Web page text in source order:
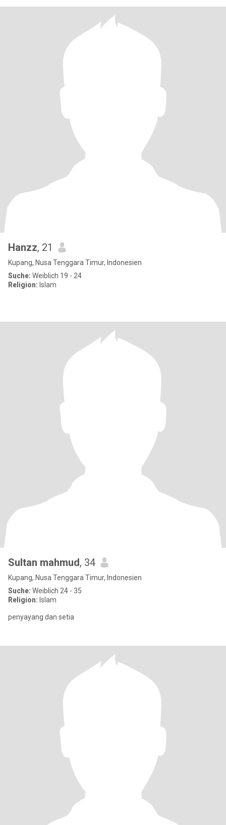
Hanzz, 21
Kupang, Nusa Tenggara Timur, Indonesien
Suche: Weiblich 19 - 24
Religion: Islam
Sultan mahmud, 34
Kupang, Nusa Tenggara Timur, Indonesien
Suche: Weiblich 24 - 35
Religion: Islam
penyayang dan setia